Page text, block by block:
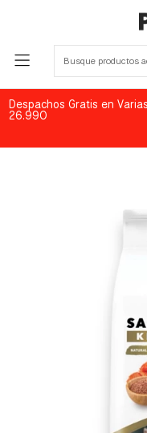
Despachos Gratis en
26.990